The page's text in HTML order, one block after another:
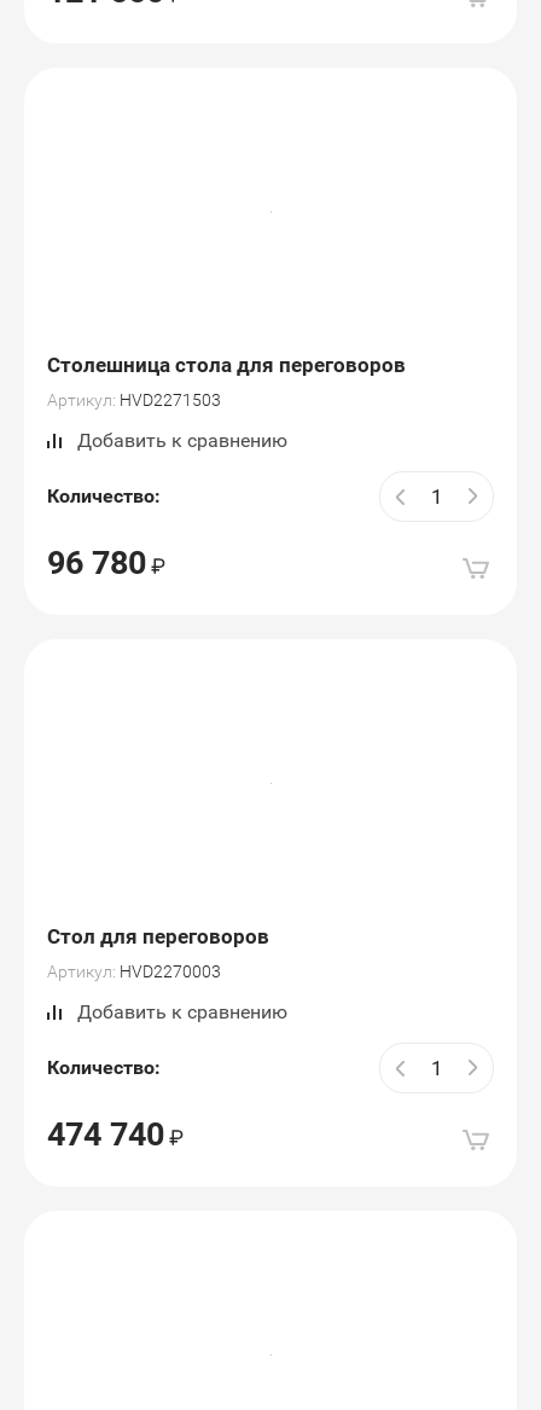
Столешница стола для переговоров
Артикул: HVD2271503
Добавить к сравнению
Количество:
96 780
Стол для переговоров
Артикул: HVD2270003
Добавить к сравнению
Количество:
474 740